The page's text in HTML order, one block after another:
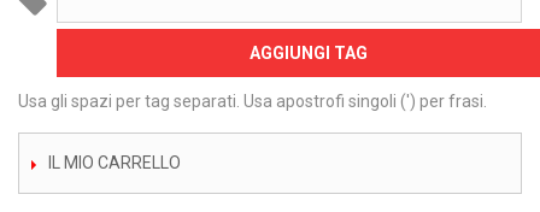
AGGIUNGI TAG
Usa gli spazi per tag separati. Usa apostrofi singoli (') per frasi.
IL MIO CARRELLO